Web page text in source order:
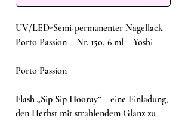
UV/LED-Semi-permanenter Nagellack
Porto Passion – Nr. 150, 6 ml – Yoshi
Porto Passion
Flash „Sip Sip Hooray“ – eine Einladung,
den Herbst mit strahlendem Glanz zu